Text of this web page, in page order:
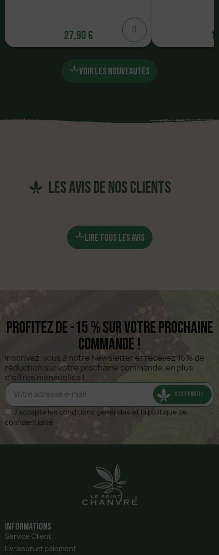
27,90 €
VOIR LES NOUVEAUTÉS
les avis de nos clients
LIRE TOUS LES AVIS
Profitez de -15 % sur votre prochaine
commande !
Inscrivez-vous à notre Newsletter et recevez 15% de
réduction sur votre prochaine commande, en plus
d’offres mensuelles !
C'EST PARTI !
J'accepte les conditions générales et la politique de
confidentialité
Informations
Service Client
Livraison et paiement